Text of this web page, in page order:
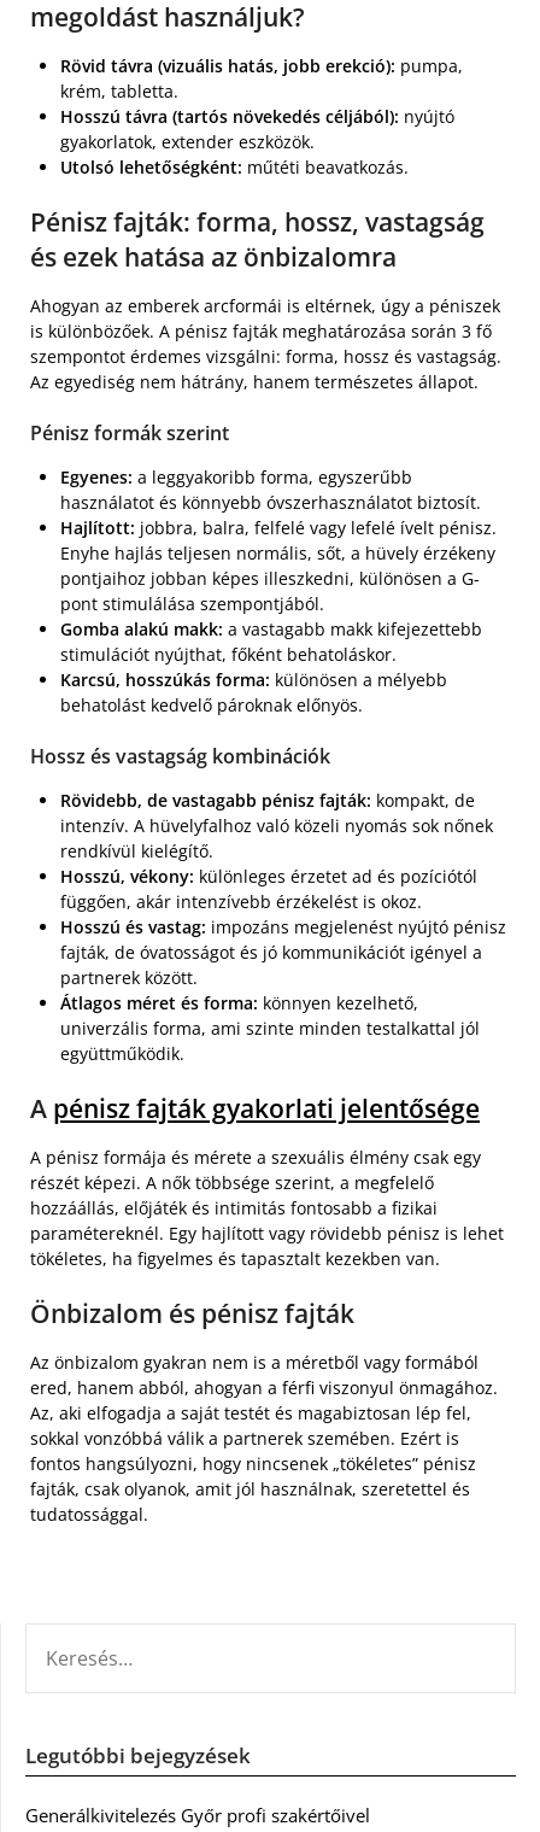
megoldást használjuk?
Rövid távra (vizuális hatás, jobb erekció): pumpa,
krém, tabletta.
Hosszú távra (tartós növekedés céljából): nyújtó
gyakorlatok, extender eszközök.
Utolsó lehetőségként: műtéti beavatkozás.
Pénisz fajták: forma, hossz, vastagság
és ezek hatása az önbizalomra
Ahogyan az emberek arcformái is eltérnek, úgy a péniszek
is különbözőek. A pénisz fajták meghatározása során 3 fő
szempontot érdemes vizsgálni: forma, hossz és vastagság.
Az egyediség nem hátrány, hanem természetes állapot.
Pénisz formák szerint
Egyenes: a leggyakoribb forma, egyszerűbb
használatot és könnyebb óvszerhasználatot biztosít.
Hajlított: jobbra, balra, felfelé vagy lefelé ívelt pénisz.
Enyhe hajlás teljesen normális, sőt, a hüvely érzékeny
pontjaihoz jobban képes illeszkedni, különösen a G-
pont stimulálása szempontjából.
Gomba alakú makk: a vastagabb makk kifejezettebb
stimulációt nyújthat, főként behatoláskor.
Karcsú, hosszúkás forma: különösen a mélyebb
behatolást kedvelő pároknak előnyös.
Hossz és vastagság kombinációk
Rövidebb, de vastagabb pénisz fajták: kompakt, de
intenzív. A hüvelyfalhoz való közeli nyomás sok nőnek
rendkívül kielégítő.
Hosszú, vékony: különleges érzetet ad és pozíciótól
függően, akár intenzívebb érzékelést is okoz.
Hosszú és vastag: impozáns megjelenést nyújtó pénisz
fajták, de óvatosságot és jó kommunikációt igényel a
partnerek között.
Átlagos méret és forma: könnyen kezelhető,
univerzális forma, ami szinte minden testalkattal jól
együttműködik.
A pénisz fajták gyakorlati jelentősége
A pénisz formája és mérete a szexuális élmény csak egy
részét képezi. A nők többsége szerint, a megfelelő
hozzáállás, előjáték és intimitás fontosabb a fizikai
paramétereknél. Egy hajlított vagy rövidebb pénisz is lehet
tökéletes, ha figyelmes és tapasztalt kezekben van.
Önbizalom és pénisz fajták
Az önbizalom gyakran nem is a méretből vagy formából
ered, hanem abból, ahogyan a férfi viszonyul önmagához.
Az, aki elfogadja a saját testét és magabiztosan lép fel,
sokkal vonzóbbá válik a partnerek szemében. Ezért is
fontos hangsúlyozni, hogy nincsenek „tökéletes” pénisz
fajták, csak olyanok, amit jól használnak, szeretettel és
tudatossággal.
Legutóbbi bejegyzések
Generálkivitelezés Győr profi szakértőivel